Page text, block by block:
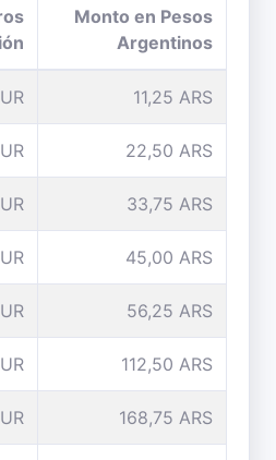
Monto en Pesos
Argentinos
11,25 ARS
22,50 ARS
33,75 ARS
45,00 ARS
56,25 ARS
112,50 ARS
168,75 ARS